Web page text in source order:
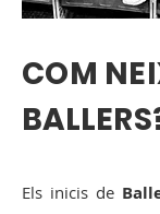
COM
Els inicis de